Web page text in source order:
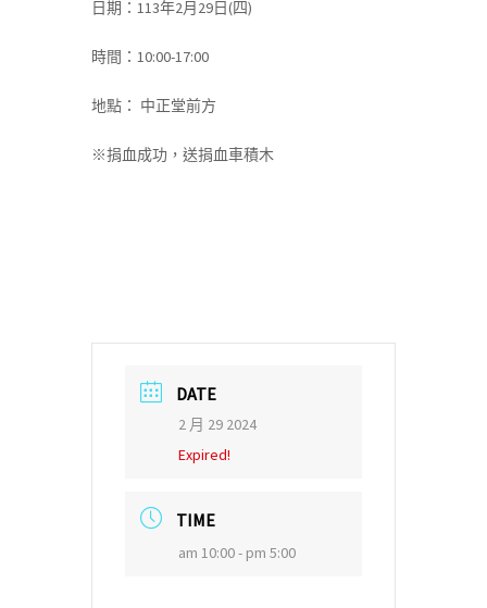
日期：113年2月29日(四)
時間：10:00-17:00
地點： 中正堂前方
※捐血成功，送捐血車積木
DATE
2 月 29 2024
Expired!
TIME
am 10:00 - pm 5:00